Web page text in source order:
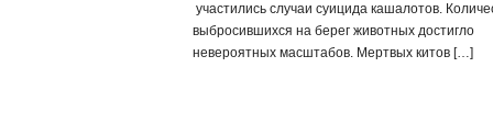
участились случаи суицида кашалотов.
выбросившихся на берег животных достигло
невероятных масштабов. Мертвых китов […]